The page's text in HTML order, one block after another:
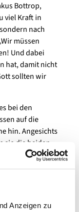
Anzeigen zu
Bottrop,
viel Kraft in
nach
müssen
Und dabei
hat, damit nicht
sollten wir
bei den
auf die
hin. Angesichts
sie die beiden
„Die